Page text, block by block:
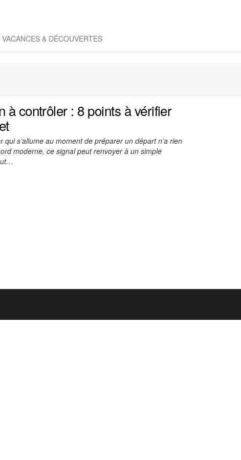
VACANCES & DÉCOUVERTES
à contrôler : 8 points à vérifier
qui s’allume au moment de préparer un départ n’a rien
moderne, ce signal peut renvoyer à un simple